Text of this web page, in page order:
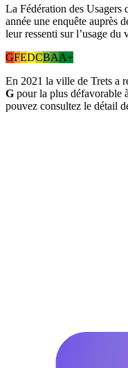
La Fédération des
année une enquête auprès
leur ressenti sur l’usage du
GFEDCBAA+
En 2021 la ville de Trets a
G pour la plus défavorable à
pouvez consultez le détail